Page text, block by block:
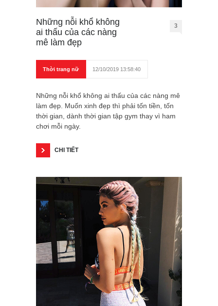
Những nỗi khổ không
ai thấu của các nàng
mê làm đẹp
3
Thời trang nữ 12/10/2019 13:58:40
Những nỗi khổ không ai thấu của các nàng mê
làm đẹp. Muốn xinh đẹp thì phải tốn tiền, tốn
thời gian, dành thời gian tập gym thay vì ham
chơi mỗi ngày.
CHI TIẾT